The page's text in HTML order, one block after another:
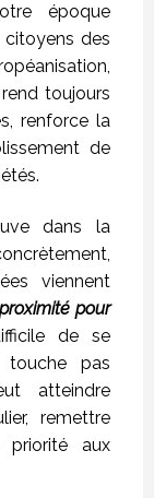
époque
des
toujours
renforce la
de
dans la
viennent
pour
de se
pas
atteindre
remettre
priorité aux